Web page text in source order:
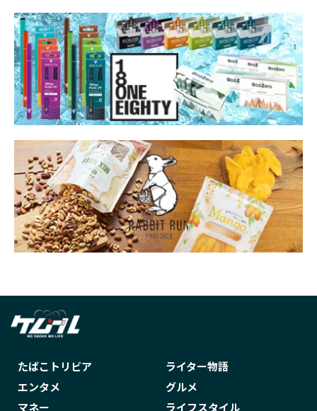
たばこトリビア
ライター物語
エンタメ
グルメ
マネー
ライフスタイル